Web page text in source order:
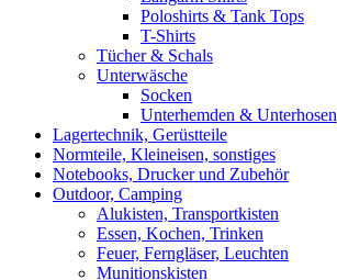
Poloshirts & Tank Tops
T-Shirts
Tücher & Schals
Unterwäsche
Socken
Unterhemden & Unterhosen
Lagertechnik, Gerüstteile
Normteile, Kleineisen, sonstiges
Notebooks, Drucker und Zubehör
Outdoor, Camping
Alukisten, Transportkisten
Essen, Kochen, Trinken
Feuer, Ferngläser, Leuchten
Munitionskisten